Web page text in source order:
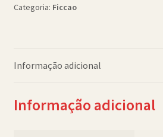
Categoria: Ficcao
Informação adicional
Informação adicional